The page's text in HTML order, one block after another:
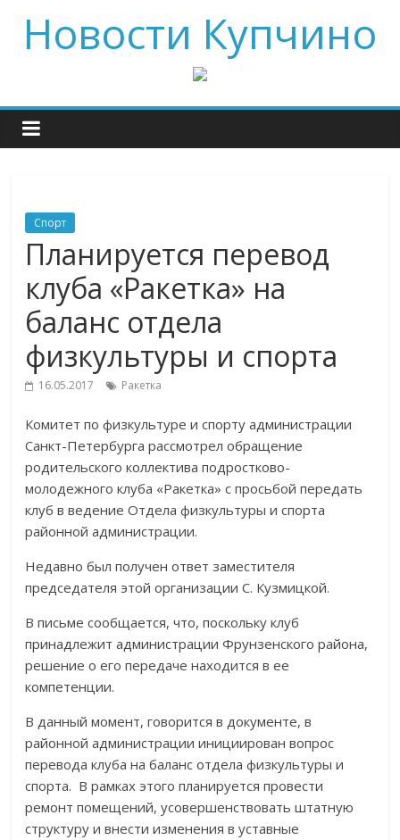
Новости Купчино
Спорт
Планируется перевод
клуба «Ракетка» на
баланс отдела
физкультуры и спорта
16.05.2017 Ракетка
Комитет по физкультуре и спорту администрации
Санкт-Петербурга рассмотрел обращение
родительского коллектива подростково-
молодежного клуба «Ракетка» с просьбой передать
клуб в ведение Отдела физкультуры и спорта
районной администрации.
Недавно был получен ответ заместителя
председателя этой организации С. Кузмицкой.
В письме сообщается, что, поскольку клуб
принадлежит администрации Фрунзенского района,
решение о его передаче находится в ее
компетенции.
В данный момент, говорится в документе, в
районной администрации инициирован вопрос
перевода клуба на баланс отдела физкультуры и
спорта. В рамках этого планируется провести
ремонт помещений, усовершенствовать штатную
структуру и внести изменения в уставные